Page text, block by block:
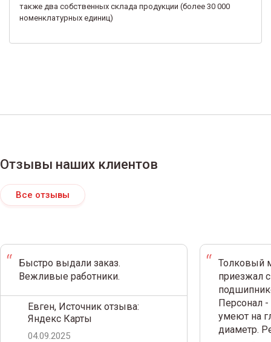
также два собственных склада продукции (более 30 000
номенклатурных единиц)
Отзывы наших клиентов
Все отзывы
Быстро выдали заказ.
Вежливые работники.
Евген, Источник отзыва:
Яндекс Карты
04.09.2025
Толковый
приезжал
Персонал
умеют на
диаметр.